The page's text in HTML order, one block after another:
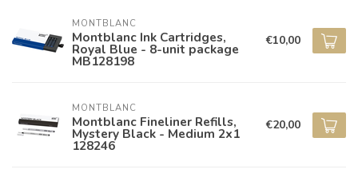
MONTBLANC
Montblanc Ink Cartridges,
Royal Blue - 8-unit package
MB128198
€10,00
MONTBLANC
Montblanc Fineliner Refills,
Mystery Black - Medium 2x1
128246
€20,00